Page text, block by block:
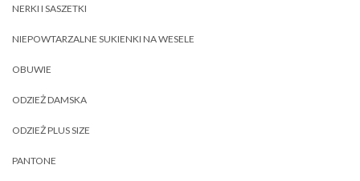
NERKI I SASZETKI
NIEPOWTARZALNE SUKIENKI NA WESELE
OBUWIE
ODZIEŻ DAMSKA
ODZIEŻ PLUS SIZE
PANTONE